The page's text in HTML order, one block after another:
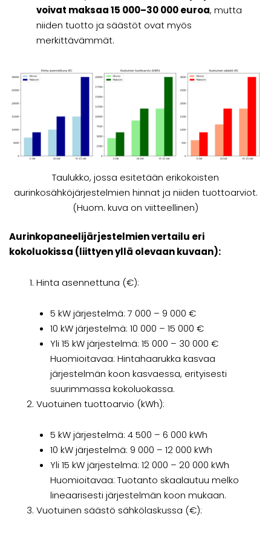
voivat maksaa 15 000–30 000 euroa, mutta
niiden tuotto ja säästöt ovat myös
merkittävämmät.
Taulukko, jossa esitetään erikokoisten
aurinkosähköjärjestelmien hinnat ja niiden tuottoarviot.
(Huom. kuva on viitteellinen)
Aurinkopaneelijärjestelmien vertailu eri
kokoluokissa (liittyen yllä olevaan kuvaan):
Hinta asennettuna (€):
5 kW järjestelmä: 7 000 – 9 000 €
10 kW järjestelmä: 10 000 – 15 000 €
Yli 15 kW järjestelmä: 15 000 – 30 000 €
Huomioitavaa: Hintahaarukka kasvaa
järjestelmän koon kasvaessa, erityisesti
suurimmassa kokoluokassa.
Vuotuinen tuottoarvio (kWh):
5 kW järjestelmä: 4 500 – 6 000 kWh
10 kW järjestelmä: 9 000 – 12 000 kWh
Yli 15 kW järjestelmä: 12 000 – 20 000 kWh
Huomioitavaa: Tuotanto skaalautuu melko
lineaarisesti järjestelmän koon mukaan.
Vuotuinen säästö sähkölaskussa (€):